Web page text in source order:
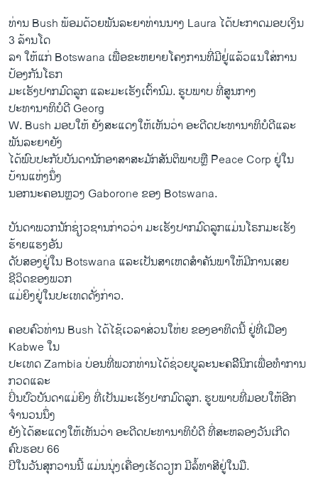
ທ່ານ Bush ພ້ອມ​ດ້ວຍ​ພັນ​ລະ​ຍາທ່ານ​ນາງ Laura ​ໄດ້​ປະກາດມອບ​ເງິນ
3 ລ້ານ​ໂດ​
ລາ​ ໃຫ້​ແກ່ Botswana ​ເພື່ອ​ຂະຫຍາຍ​ໂຄງການ​ທີ່​ມີ​ຢູ່່​ແລ້ວແນໃສ່​ການ​
ປ້ອງ​ກັນໂຣກ
ມະ​ເຮັງ​ປາກ​ມົດ​ລູກ​ ແລະມະ​ເຮັງ​ເຕົ້າ​ນົມ. ຮູບ​ພາບ ​ທີ່​ສູນ​ກາງ​
ປະທານາທິບໍດີ Georg
W. Bush ມອບໃຫ້ ຍັງ​ສະ​ແດງ​ໃຫ້​ເຫັນວ່າ ​ອ​ະດີດ​ປະທານາທິບໍດີ​ແລະ​
ພັນ​ລະ​ຍາຍັງ​
ໄດ້ພົບ​ປະ​ກັບ​ບັນດາ​ນັກ​ອາສາ​ສະມັກສັນຕິພາບຫຼື Peace Corp ຢູ່ໃນ
ບ້ານ​ແຫ່ງ​ນຶ່ງ
ນອກ​ນະຄອນຫຼວງ Gaborone ຂອງ Botswana.
ບັນດາພວກນັກຊ່ຽວຊານ​ກ່າວ​ວ່າ ມະ​ເຮັງ​ປາກ​ມົດ​ລູກແມ່ນໂຣກ​ມະ​ເຮັງ
ຮ້າຍ​ແຮງ​ອັນ
​ດັບ​ສອງຢູ່​ໃນ Botswana ​ແລ​ະ​ເປັນສາ​ເຫດສຳຄັນພາ​ໃຫ້​ມີ​ການ​ເສຍ
ຊີວິດ​ຂອງ​ພວກ​
ແມ່ຍິງ​ຢູ່​ໃນ​ປະ​ເທດດັ່ງກ່າວ.
ຄອບຄົວ​ທ່ານ Bush ​ໄດ້ໄຊ້​ເວລາ​ສ່ວນໃຫ່ຍ ຂອງ​ອາທິດນີ້ ຢູ່​ທີ່​ເມືອງ
Kabwe ​ໃນ​
ປະ​ເທດ Zambia ບ່ອນ​ທີ່​ພວກທ່ານ​ໄດ້​ຊ່ວຍ​ບູລະນະຄລິີນິກເພື່ອ​ທໍາ​ການ
ກວດແລະ
​ປິ່ນປົວບັນດາ​ແມ່ຍິງ ທີ່​ເປັນມະ​ເຮັງ​ປາກ​ມົດ​ລູກ. ຮູບ​ພາບທີ່ມອບໃຫ້ອີກ​
ຈຳນວນ​ນຶ່ງ​
ຍັງໄດ້​ສະ​ແດງ​ໃຫ້​ເຫັນວ່າ ອ​ະດີດ​ປະທານາທິບໍດີ ທີ່​ສະ​ຫລອງ​ວັນ​ເກີດ
ຄົບຮອບ 66
ປີໃນ​ວັນ​ສຸກວານ​ນີ້ ​ແມ່ນນຸ່​ງເຄື່ອງ​ເຮັດ​ວຽກ ມີ​ລໍ້​ທາສີ​ຢູ່​ໃນ​ມື.